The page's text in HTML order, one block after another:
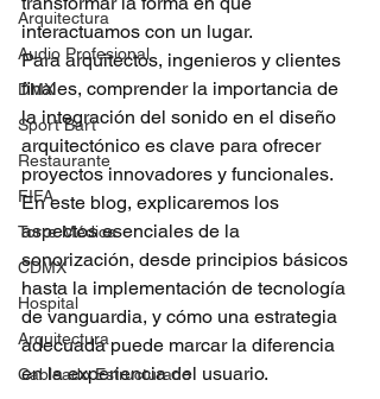
Arquitectura
Audio Profesional
DMX
Sport Bart
Restaurante
FIFA
Torre Médica
CDMX
Hospital
Arquitectura
Cableado Estructurado
interactuamos con un lugar.
Para arquitectos, ingenieros y clientes
finales, comprender la importancia de
la integración del sonido en el diseño
arquitectónico es clave para ofrecer
proyectos innovadores y funcionales.
En este blog, explicaremos los
aspectos esenciales de la
sonorización, desde principios básicos
hasta la implementación de tecnología
de vanguardia, y cómo una estrategia
adecuada puede marcar la diferencia
en la experiencia del usuario.